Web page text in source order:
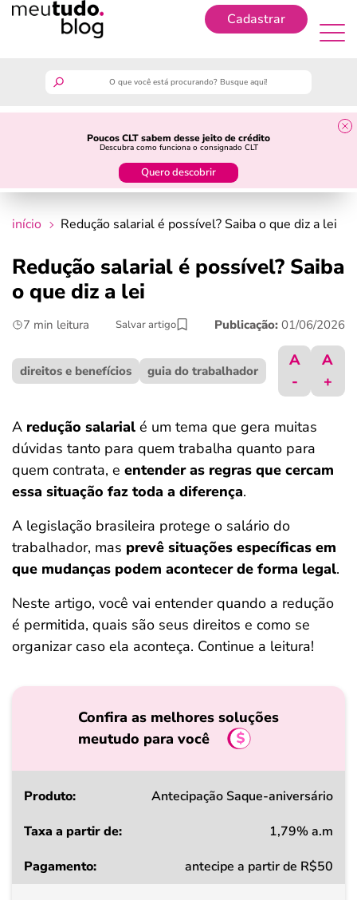
Cadastrar
Poucos CLT sabem desse jeito de crédito
Descubra como funciona o consignado CLT
Quero descobrir
guia do trabalhador
crédito fácil
últimas notícias
ferramentas
início Redução salarial é possível? Saiba o que diz a lei
Redução salarial é possível? Saiba
o que diz a lei
7 min leitura Salvar artigo Publicação: 01/06/2026
direitos e benefícios guia do trabalhador
A
-
A
+
A redução salarial é um tema que gera muitas
dúvidas tanto para quem trabalha quanto para
quem contrata, e entender as regras que cercam
essa situação faz toda a diferença.
A legislação brasileira protege o salário do
trabalhador, mas prevê situações específicas em
que mudanças podem acontecer de forma legal.
Neste artigo, você vai entender quando a redução
é permitida, quais são seus direitos e como se
organizar caso ela aconteça. Continue a leitura!
Confira as melhores soluções
meutudo para você
Produto
a
Antecipação Saque-aniversário
1,79% a.m
antecipe a partir de R$50